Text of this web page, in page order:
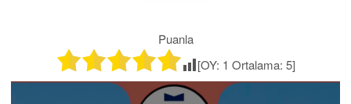
Puanla
[OY: 1 Ortalama: 5]